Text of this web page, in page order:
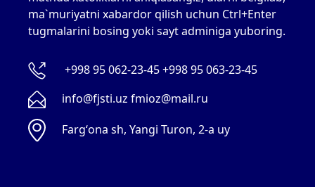
ma`muriyatni xabardor qilish uchun Ctrl+Enter
tugmalarini bosing yoki sayt adminiga yuboring.
+998 95 062-23-45 +998 95 063-23-45
info@fjsti.uz fmioz@mail.ru
Fargʻona sh, Yangi Turon, 2-a uy